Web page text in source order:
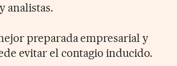
analistas.
preparada empresarial y
evitar el contagio inducido.